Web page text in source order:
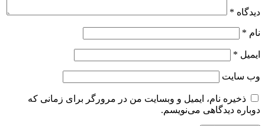
دیدگاه *
نام *
ایمیل *
وب‌ سایت
ذخیره نام، ایمیل و وبسایت من در مرورگر برای زمانی که
دوباره دیدگاهی می‌نویسم.